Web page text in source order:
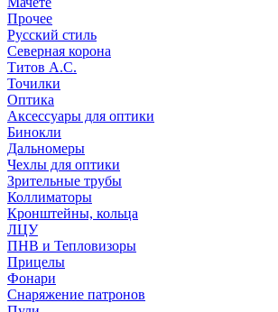
Прочее
Русский стиль
Северная корона
Титов А.С.
Точилки
Оптика
Аксессуары для оптики
Бинокли
Дальномеры
Чехлы для оптики
Зрительные трубы
Коллиматоры
Кронштейны, кольца
ЛЦУ
ПНВ и Тепловизоры
Прицелы
Фонари
Снаряжение патронов